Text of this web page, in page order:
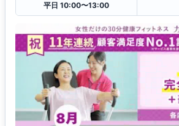
平日 10:00〜13:00